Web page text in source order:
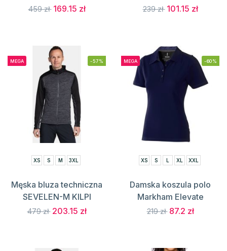
459 zł 169.15 zł 239 zł 101.15 zł
MEGA -57%
XS S M 3XL
Męska bluza techniczna
SEVELEN-M KILPI
479 zł 203.15 zł
MEGA -60%
XS S L XL XXL
Damska koszula polo
Markham Elevate
219 zł 87.2 zł